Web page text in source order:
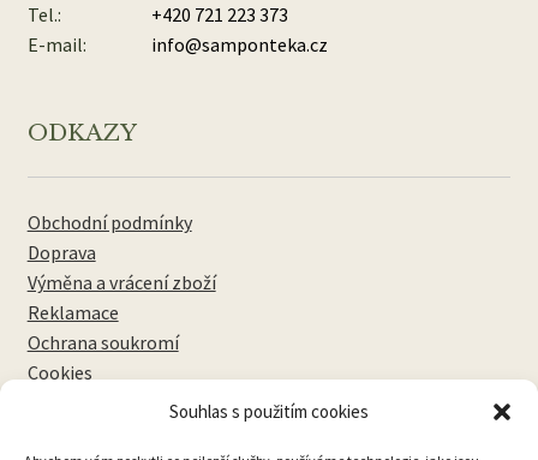
Souhlas s použitím cookies
Tel.:
+420 721 223 373
E-mail:
info@samponteka.cz
ODKAZY
Obchodní podmínky
Doprava
Výměna a vrácení zboží
Reklamace
Ochrana soukromí
Cookies